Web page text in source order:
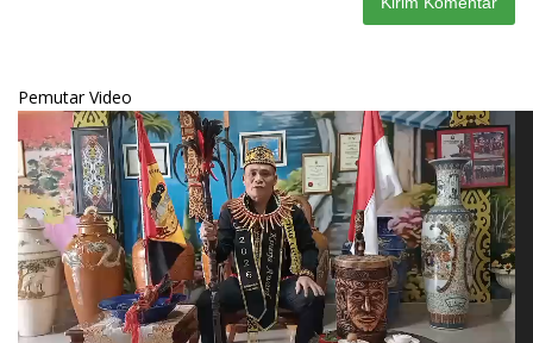
Pemutar Video